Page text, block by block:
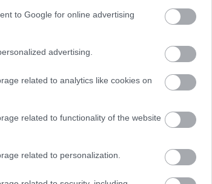
to Google for online advertising
advertising.
related to analytics like cookies on
related to functionality of the website
related to personalization.
megvásárlására és
Így szegény gyerekek és a
vannak..
Válasz erre